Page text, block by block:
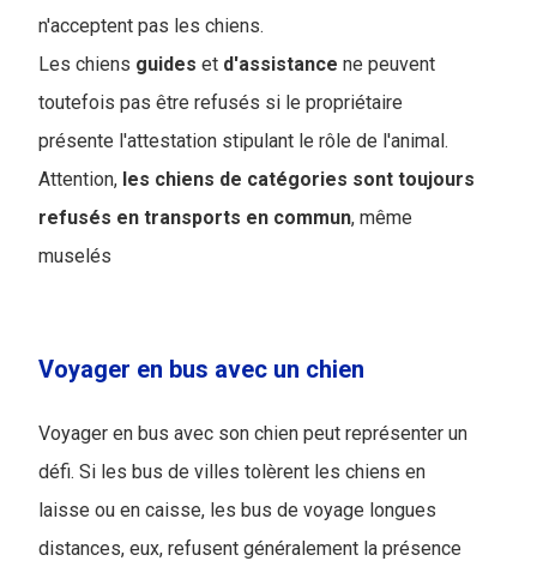
n'acceptent pas les chiens.
Les chiens guides et d'assistance ne peuvent
toutefois pas être refusés si le propriétaire
présente l'attestation stipulant le rôle de l'animal.
Attention, les chiens de catégories sont toujours
refusés en transports en commun, même
muselés
Voyager en bus avec un chien
Voyager en bus avec son chien peut représenter un
défi. Si les bus de villes tolèrent les chiens en
laisse ou en caisse, les bus de voyage longues
distances, eux, refusent généralement la présence